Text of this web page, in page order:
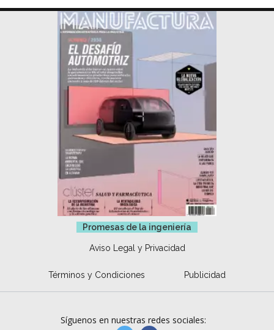
Promesas de la ingeniería
Aviso Legal y Privacidad
Términos y Condiciones Publicidad
Síguenos en nuestras redes sociales: